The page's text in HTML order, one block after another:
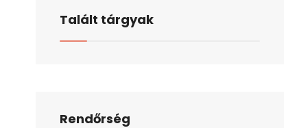
Talált tárgyak
Rendőrség